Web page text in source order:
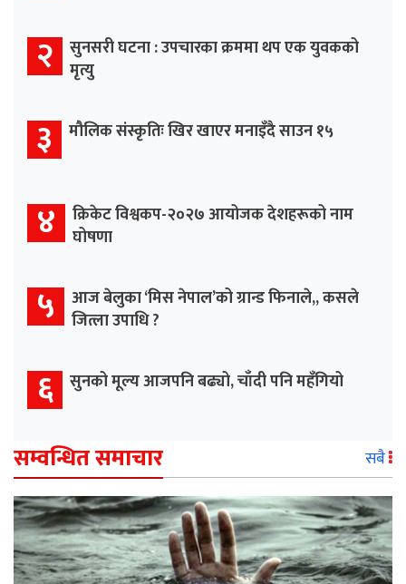
२ सुनसरी घटना : उपचारका क्रममा थप एक युवकको
मृत्यु
३ मौलिक संस्कृतिः खिर खाएर मनाइँदै साउन १५
४ क्रिकेट विश्वकप-२०२७ आयोजक देशहरूको नाम
घोषणा
५ आज बेलुका ‘मिस नेपाल’को ग्रान्ड फिनाले,, कसले
जित्ला उपाधि ?
६ सुनको मूल्य आजपनि बढ्यो, चाँदी पनि महँगियो
सम्वन्धित समाचार सबै